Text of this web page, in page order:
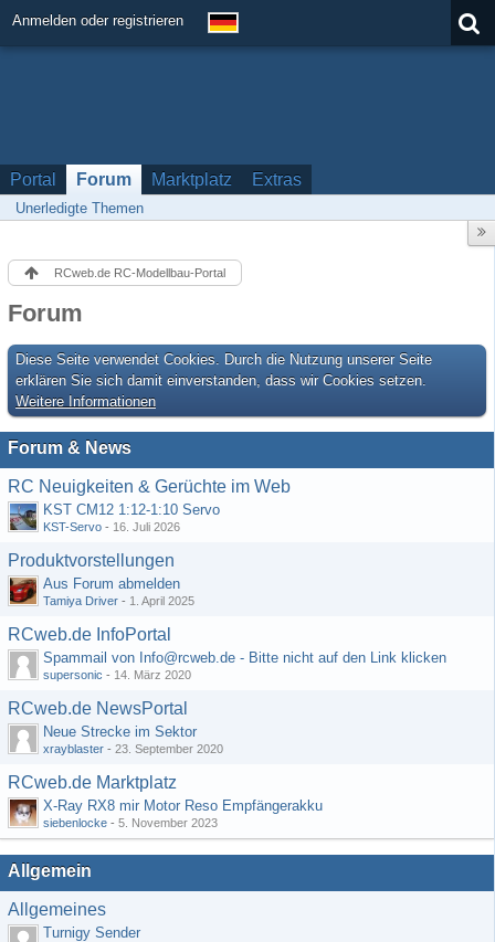
Anmelden oder registrieren
Portal Forum Marktplatz Extras
Unerledigte Themen
RCweb.de RC-Modellbau-Portal
Forum
Diese Seite verwendet Cookies. Durch die Nutzung unserer Seite
erklären Sie sich damit einverstanden, dass wir Cookies setzen.
Weitere Informationen
Forum & News
RC Neuigkeiten & Gerüchte im Web
KST CM12 1:12-1:10 Servo
KST-Servo - 16. Juli 2026
Produktvorstellungen
Aus Forum abmelden
Tamiya Driver - 1. April 2025
RCweb.de InfoPortal
Spammail von Info@rcweb.de - Bitte nicht auf den Link klicken
supersonic - 14. März 2020
RCweb.de NewsPortal
Neue Strecke im Sektor
xrayblaster - 23. September 2020
RCweb.de Marktplatz
X-Ray RX8 mir Motor Reso Empfängerakku
siebenlocke - 5. November 2023
Allgemein
Allgemeines
Turnigy Sender